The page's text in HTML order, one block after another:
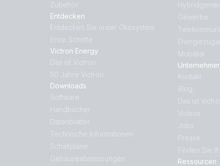
Zubehör
Entdecken
Entdecken Sie unser Ökosystem
Erste Schritte
Victron Energy
Das ist Victron
50 Jahre Victron
Downloads
Software
Handbücher
Datenblätter
Technische Informationen
Schaltpläne
Gehäuseabmessungen
Gewerbe
Mobilität
Kontakt
Blog
Das ist
Videos
Jobs
Presse
Finden Sie
Ressourcen